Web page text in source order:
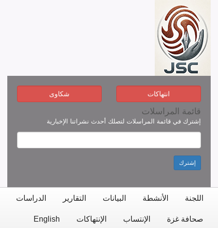
انتهاكات شكاوى
قائمة المراسلات
إشترك في قائمة المراسلات لتصلك أحدث نشراتنا الإخبارية
إشترك
اللجنة الأنشطة البيانات التقارير الدراسات
صحافة غزة الإنتساب الإنتهاكات English